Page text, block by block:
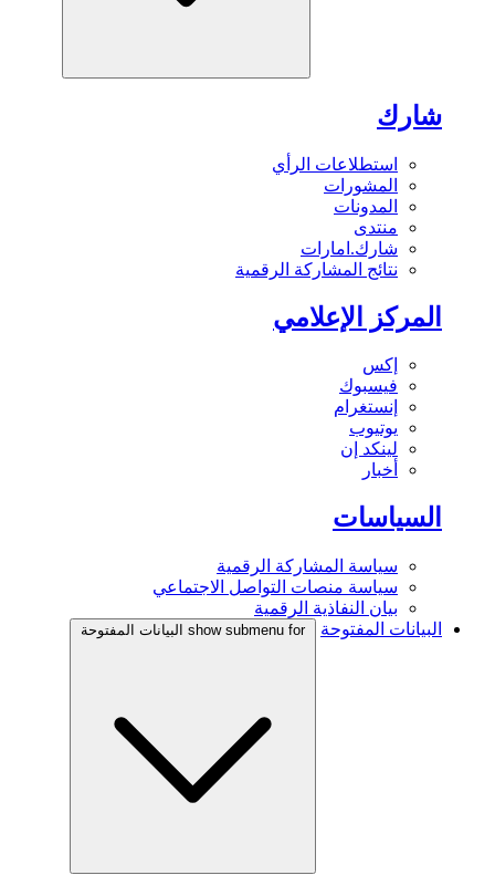
شارك
استطلاعات الرأي
المشورات
المدونات
منتدى
شارك.امارات
نتائج المشاركة الرقمية
المركز الإعلامي
إكس
فيسبوك
إنستغرام
يوتيوب
لينكد إن
أخبار
السياسات
سياسة المشاركة الرقمية
سياسة منصات التواصل الاجتماعي
بيان النفاذية الرقمية
البيانات المفتوحة
show submenu for البيانات المفتوحة